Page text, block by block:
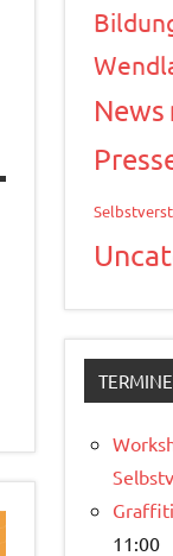
News
TERMINE
11:00